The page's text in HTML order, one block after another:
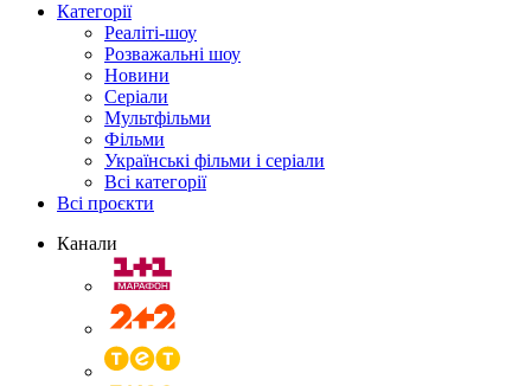
Категорії
Реаліті-шоу
Розважальні шоу
Новини
Серіали
Мультфільми
Фільми
Українські фільми і серіали
Всі категорії
Всі проєкти
Канали